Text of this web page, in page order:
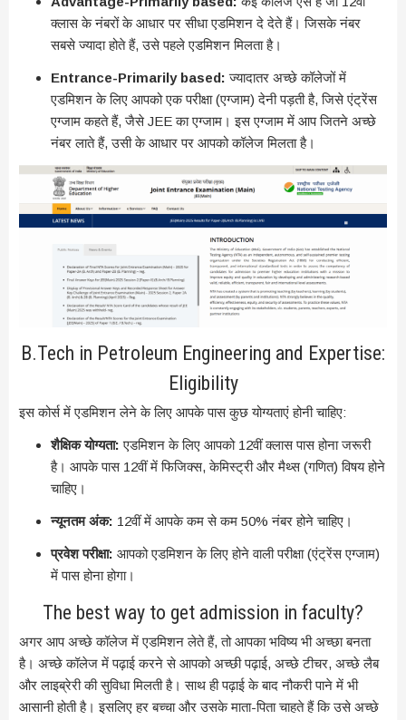
क्लास के नंबरों के आधार पर सीधा एडमिशन दे देते हैं। जिसके नंबर
सबसे ज्यादा होते हैं, उसे पहले एडमिशन मिलता है।
Entrance-Primarily based: ज्यादातर अच्छे कॉलेजों में
एडमिशन के लिए आपको एक परीक्षा (एग्जाम) देनी पड़ती है, जिसे एंट्रेंस
एग्जाम कहते हैं, जैसे JEE का एग्जाम। इस एग्जाम में आप जितने अच्छे
नंबर लाते हैं, उसी के आधार पर आपको कॉलेज मिलता है।
B.Tech in Petroleum Engineering and Expertise:
Eligibility
इस कोर्स में एडमिशन लेने के लिए आपके पास कुछ योग्यताएं होनी चाहिए:
शैक्षिक योग्यता: एडमिशन के लिए आपको 12वीं क्लास पास होना जरूरी
है। आपके पास 12वीं में फिजिक्स, केमिस्ट्री और मैथ्स (गणित) विषय होने
चाहिए।
न्यूनतम अंक: 12वीं में आपके कम से कम 50% नंबर होने चाहिए।
प्रवेश परीक्षा: आपको एडमिशन के लिए होने वाली परीक्षा (एंट्रेंस एग्जाम)
में पास होना होगा।
The best way to get admission in faculty?
अगर आप अच्छे कॉलेज में एडमिशन लेते हैं, तो आपका भविष्य भी अच्छा बनता
है। अच्छे कॉलेज में पढ़ाई करने से आपको अच्छी पढ़ाई, अच्छे टीचर, अच्छे लैब
और लाइब्रेरी की सुविधा मिलती है। साथ ही पढ़ाई के बाद नौकरी पाने में भी
आसानी होती है। इसलिए हर बच्चा और उसके माता-पिता चाहते हैं कि उसे अच्छे